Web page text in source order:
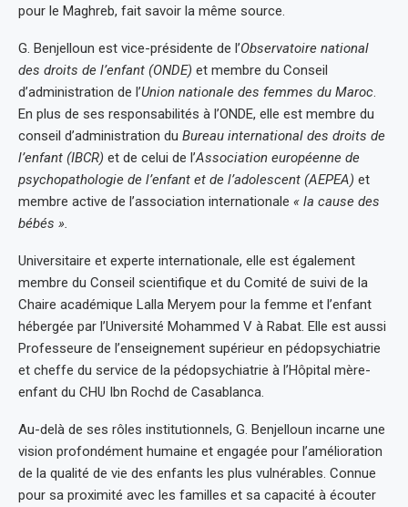
pour le Maghreb, fait savoir la même source.
G. Benjelloun est vice-présidente de l’Observatoire national
des droits de l’enfant (ONDE) et membre du Conseil
d’administration de l’Union nationale des femmes du Maroc.
En plus de ses responsabilités à l’ONDE, elle est membre du
conseil d’administration du Bureau international des droits de
l’enfant (IBCR) et de celui de l’Association européenne de
psychopathologie de l’enfant et de l’adolescent (AEPEA) et
membre active de l’association internationale « la cause des
bébés ».
Universitaire et experte internationale, elle est également
membre du Conseil scientifique et du Comité de suivi de la
Chaire académique Lalla Meryem pour la femme et l’enfant
hébergée par l’Université Mohammed V à Rabat. Elle est aussi
Professeure de l’enseignement supérieur en pédopsychiatrie
et cheffe du service de la pédopsychiatrie à l’Hôpital mère-
enfant du CHU Ibn Rochd de Casablanca.
Au-delà de ses rôles institutionnels, G. Benjelloun incarne une
vision profondément humaine et engagée pour l’amélioration
de la qualité de vie des enfants les plus vulnérables. Connue
pour sa proximité avec les familles et sa capacité à écouter